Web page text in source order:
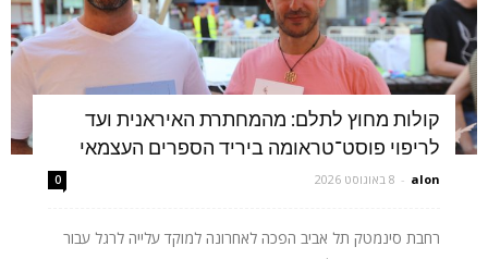
קולות מחוץ לתלם: מהמחתרת האיראנית ועד
לריפוי פוסט־טראומה ביריד הספרים העצמאי
alon
- 8 באוגוסט 2026 0
רחבת סינמטק תל אביב הפכה לאחרונה למוקד עלייה לרגל עבור